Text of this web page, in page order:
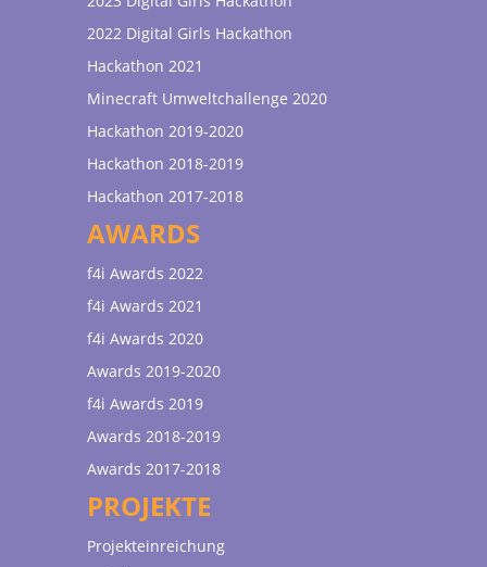
2022 Digital Girls Hackathon
Hackathon 2021
Minecraft Umweltchallenge 2020
Hackathon 2019-2020
Hackathon 2018-2019
Hackathon 2017-2018
AWARDS
f4i Awards 2022
f4i Awards 2021
f4i Awards 2020
Awards 2019-2020
f4i Awards 2019
Awards 2018-2019
Awards 2017-2018
PROJEKTE
Projekteinreichung